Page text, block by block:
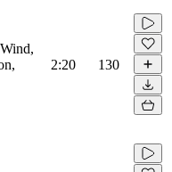
2:20 130